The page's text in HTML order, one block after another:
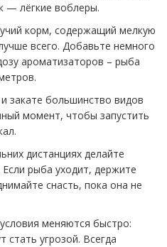
— лёгкие воблеры.
корм, содержащий мелкую
всего. Добавьте немного
ароматизаторов – рыба
закате большинство видов
момент, чтобы запустить
дистанциях делайте
рыба уходит, держите
снасть, пока она не
меняются быстро:
стать угрозой. Всегда